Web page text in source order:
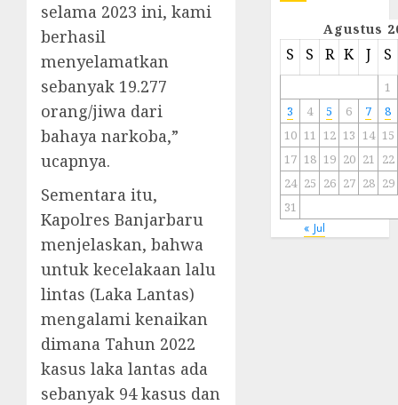
selama 2023 ini, kami
berhasil
menyelamatkan
sebanyak 19.277
orang/jiwa dari
bahaya narkoba,”
ucapnya.
Sementara itu,
Kapolres Banjarbaru
menjelaskan, bahwa
untuk kecelakaan lalu
lintas (Laka Lantas)
mengalami kenaikan
dimana Tahun 2022
kasus laka lantas ada
sebanyak 94 kasus dan
Agustus
S S R K J S
1
3
4 5 6 7
8
10 11 12 13 14 15
17 18 19 20 21 22
24 25 26 27 28 29
31
« Jul